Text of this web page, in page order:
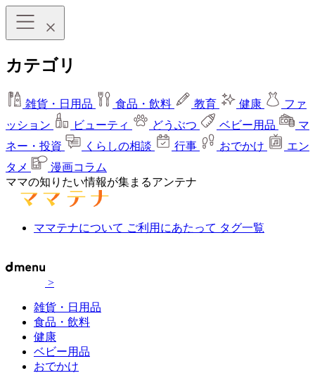
カテゴリ
雑貨・日用品 食品・飲料 教育 健康
ファ
ッション
ビューティ どうぶつ ベビー用品
マ
ネー・投資
くらしの相談 行事 おでかけ
エン
タメ
漫画コラム
ママの知りたい情報が集まるアンテナ
ママテナについて ご利用にあたって タグ一覧
>
雑貨・日用品
食品・飲料
健康
ベビー用品
おでかけ